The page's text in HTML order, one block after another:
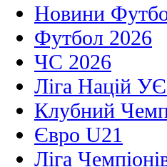
Новини
Футбол 2026
ЧС 2026
Ліга Націй
Клубний
Євро U21
Ліга